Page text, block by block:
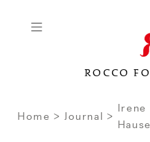
Home Journal
Irene
Hause